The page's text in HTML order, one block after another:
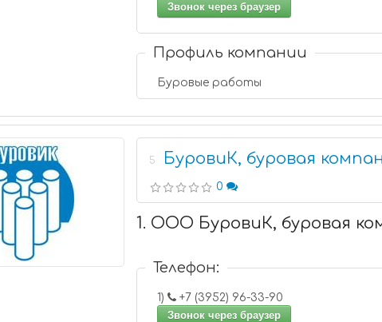
Звонок через браузер
Профиль компании
Буровые работы
5 БуровиК, буровая
0
1. ООО БуровиК, буровая
Телефон:
1)
+7 (3952) 96-33-90
Звонок через браузер